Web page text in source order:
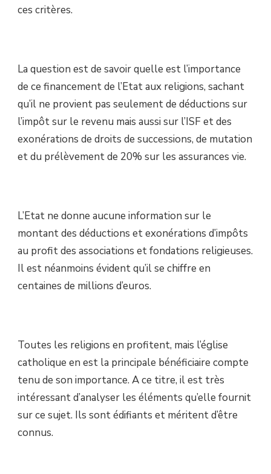
ces critères.
La question est de savoir quelle est l’importance
de ce financement de l’Etat aux religions, sachant
qu’il ne provient pas seulement de déductions sur
l’impôt sur le revenu mais aussi sur l’ISF et des
exonérations de droits de successions, de mutation
et du prélèvement de 20% sur les assurances vie.
L’Etat ne donne aucune information sur le
montant des déductions et exonérations d’impôts
au profit des associations et fondations religieuses.
Il est néanmoins évident qu’il se chiffre en
centaines de millions d’euros.
Toutes les religions en profitent, mais l’église
catholique en est la principale bénéficiaire compte
tenu de son importance. A ce titre, il est très
intéressant d’analyser les éléments qu’elle fournit
sur ce sujet. Ils sont édifiants et méritent d’être
connus.